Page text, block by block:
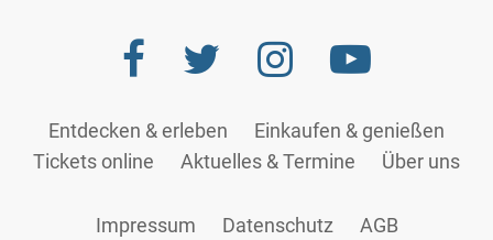
Entdecken & erleben
Einkaufen & genießen
Tickets online
Aktuelles & Termine Über uns
Impressum Datenschutz AGB